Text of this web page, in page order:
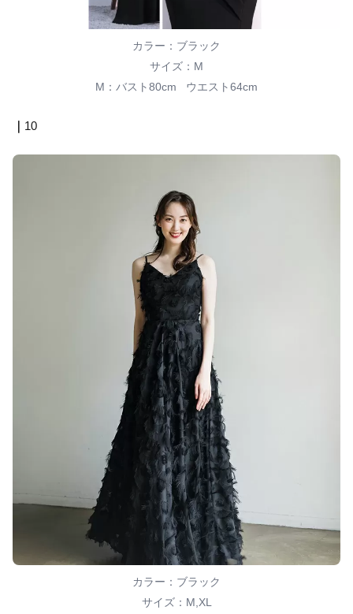
カラー：ブラック
サイズ：M
M：バスト80cm ウエスト64cm
｜ 10
カラー：ブラック
サイズ：M,XL